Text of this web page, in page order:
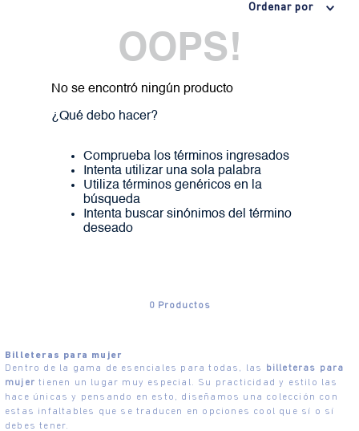
Ordenar por
OOPS!
No se encontró ningún producto
¿Qué debo hacer?
Comprueba los términos ingresados
Intenta utilizar una sola palabra
Utiliza términos genéricos en la
búsqueda
Intenta buscar sinónimos del término
deseado
0 Productos
Billeteras para mujer
Dentro de la gama de esenciales para todas, las
billeteras para
mujer tienen un lugar muy especial. Su practicidad y estilo las
hace únicas y pensando en esto, diseñamos una colección con
estas infaltables que se traducen en opciones cool que sí o sí
debes tener.